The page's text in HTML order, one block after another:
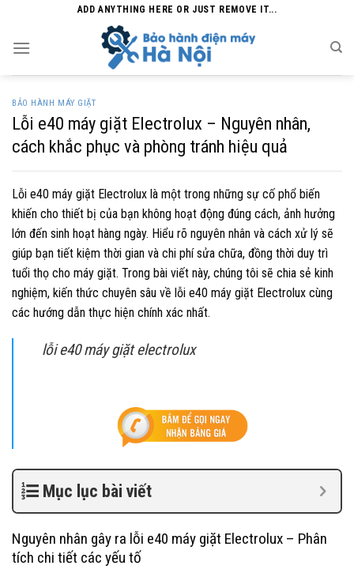
content
ADD ANYTHING HERE OR JUST REMOVE IT...
BẢO HÀNH MÁY GIẶT
Lỗi e40 máy giặt Electrolux – Nguyên nhân,
cách khắc phục và phòng tránh hiệu quả
Lỗi e40 máy giặt Electrolux là một trong những sự cố phổ biến
khiến cho thiết bị của bạn không hoạt động đúng cách, ảnh hưởng
lớn đến sinh hoạt hàng ngày. Hiểu rõ nguyên nhân và cách xử lý sẽ
giúp bạn tiết kiệm thời gian và chi phí sửa chữa, đồng thời duy trì
tuổi thọ cho máy giặt. Trong bài viết này, chúng tôi sẽ chia sẻ kinh
nghiệm, kiến thức chuyên sâu về lỗi e40 máy giặt Electrolux cùng
các hướng dẫn thực hiện chính xác nhất.
lỗi e40 máy giặt electrolux
Mục lục bài viết
Nguyên nhân gây ra lỗi e40 máy giặt Electrolux – Phân
tích chi tiết các yếu tố